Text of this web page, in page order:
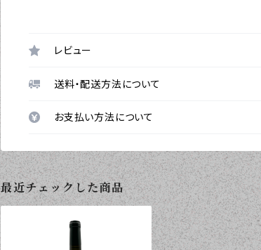
レビュー
送料・配送方法について
お支払い方法について
最近チェックした商品